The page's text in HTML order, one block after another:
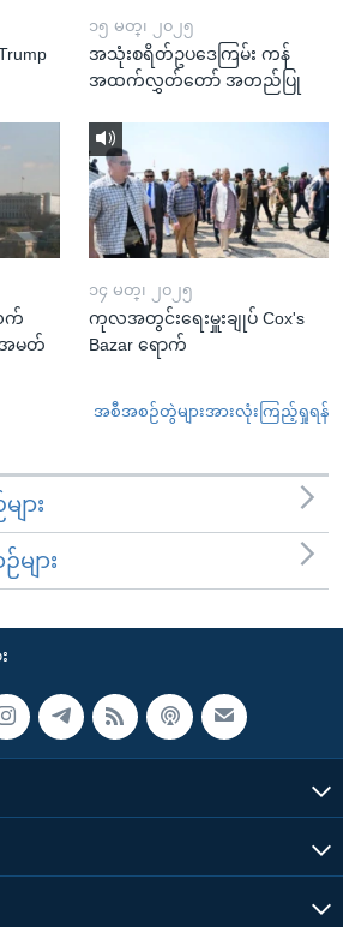
၁၅ မတ္၊ ၂၀၂၅
အသုံးစရိတ်ဥပဒေကြမ်း ကန်
အထက်လွှတ်တော် အတည်ပြု
က်
မတ်
၁၄ မတ္၊ ၂၀၂၅
ကုလအတွင်းရေးမှူးချုပ် Cox's
Bazar ရောက်
အစီအစဉ်တွဲများအားလုံးကြည့်ရှုရန်
ား
ျား